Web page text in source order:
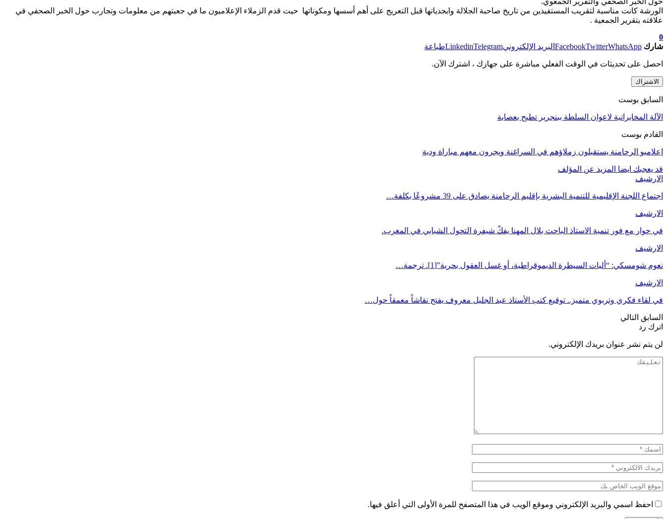
الورشة كانت مناسبة لتقريب المستفيدين من تاريخ صاحبة الجلالة وابجدياتها قبل التعريج على أهم أسسها ومكوناتها حيت قدم الزملاء الإعلاميون ما في جعبتهم من معلومات وتجارب حول الخبر الصحفي في
علاقته بتقرير الجمعية .
0
شارك
FacebookTwitterWhatsApp البريد الإلكتروني LinkedinTelegram طباعة
احصل على تحديثات في الوقت الفعلي مباشرة على جهازك ، اشترك الآن.
الاشتراك
السابق بوست
الآلة المخابراتية لاعوان السلطة ببنجرير تطيح بعصابة
القادم بوست
إعلاميو الرحامنة يستقبلون زملاؤهم في السراغنة ويجرون معهم مباراة ودية
قد يعجبك ايضا المزيد عن المؤلف
الارشيف
اجتماع اللجنة الإقليمية للتنمية البشرية بإقليم الرحامنة يصادق على 39 مشروعًا بكلفة…
الارشيف
في حوار مع فور تنمية الاستاذ الباحث بلال المهنا يفكّ شيفرة التحول الشبابي في المغرب.
الارشيف
نعوم شومسكي: “أليات السيطرة الديموقراطية، أو غسل العقول بحرية”[1]. ترجمة…
الارشيف
في لقاء فكري وتربوي متميز.. توقيع كتب الأستاذ عبد الجليل معروف يفتح نقاشاً معمقاً حول…
السابق التالي
اترك رد
لن يتم نشر عنوان بريدك الإلكتروني.
احفظ اسمي والبريد الإلكتروني وموقع الويب في هذا المتصفح للمرة الأولى التي أعلق فيها.